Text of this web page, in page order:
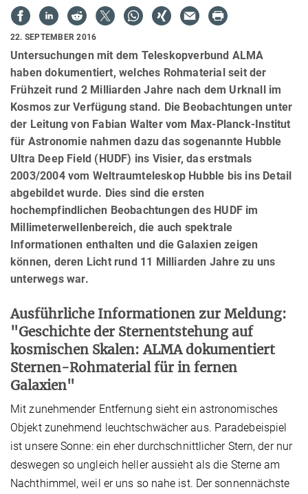
22. SEPTEMBER 2016
Untersuchungen mit dem Teleskopverbund ALMA
haben dokumentiert, welches Rohmaterial seit der
Frühzeit rund 2 Milliarden Jahre nach dem Urknall im
Kosmos zur Verfügung stand. Die Beobachtungen unter
der Leitung von Fabian Walter vom Max-Planck-Institut
für Astronomie nahmen dazu das sogenannte Hubble
Ultra Deep Field (HUDF) ins Visier, das erstmals
2003/2004 vom Weltraumteleskop Hubble bis ins Detail
abgebildet wurde. Dies sind die ersten
hochempfindlichen Beobachtungen des HUDF im
Millimeterwellenbereich, die auch spektrale
Informationen enthalten und die Galaxien zeigen
können, deren Licht rund 11 Milliarden Jahre zu uns
unterwegs war.
Ausführliche Informationen zur Meldung:
"Geschichte der Sternentstehung auf
kosmischen Skalen: ALMA dokumentiert
Sternen-Rohmaterial für in fernen
Galaxien"
Mit zunehmender Entfernung sieht ein astronomisches
Objekt zunehmend leuchtschwächer aus. Paradebeispiel
ist unsere Sonne: ein eher durchschnittlicher Stern, der nur
deswegen so ungleich heller aussieht als die Sterne am
Nachthimmel, weil er uns so nahe ist. Der sonnennächste